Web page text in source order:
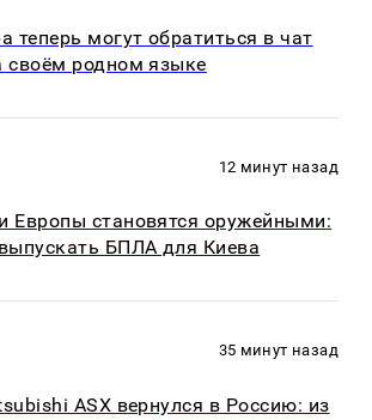
теперь могут обратиться в чат
своём родном языке
12 минут назад
Европы становятся оружейными:
БПЛА для Киева
35 минут назад
ASX вернулся в Россию: из